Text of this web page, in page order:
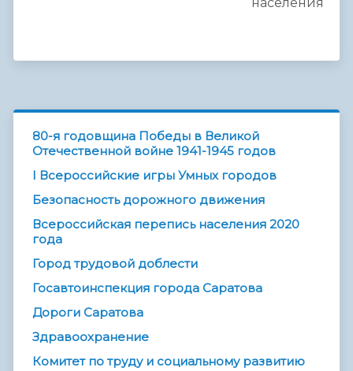
80-я годовщина Победы в Великой
Отечественной войне 1941-1945 годов
I Всероссийские игры Умных городов
Безопасность дорожного движения
Всероссийская перепись населения 2020
года
Город трудовой доблести
Госавтоинспекция города Саратова
Дороги Саратова
Здравоохранение
Комитет по труду и социальному развитию